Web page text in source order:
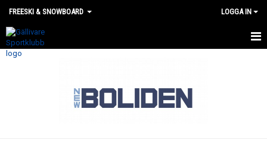
FREESKI & SNOWBOARD LOGGA IN
HEM